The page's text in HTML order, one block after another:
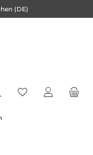
(DE)